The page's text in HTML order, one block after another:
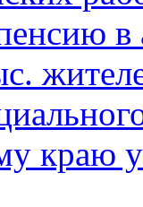
в
краю